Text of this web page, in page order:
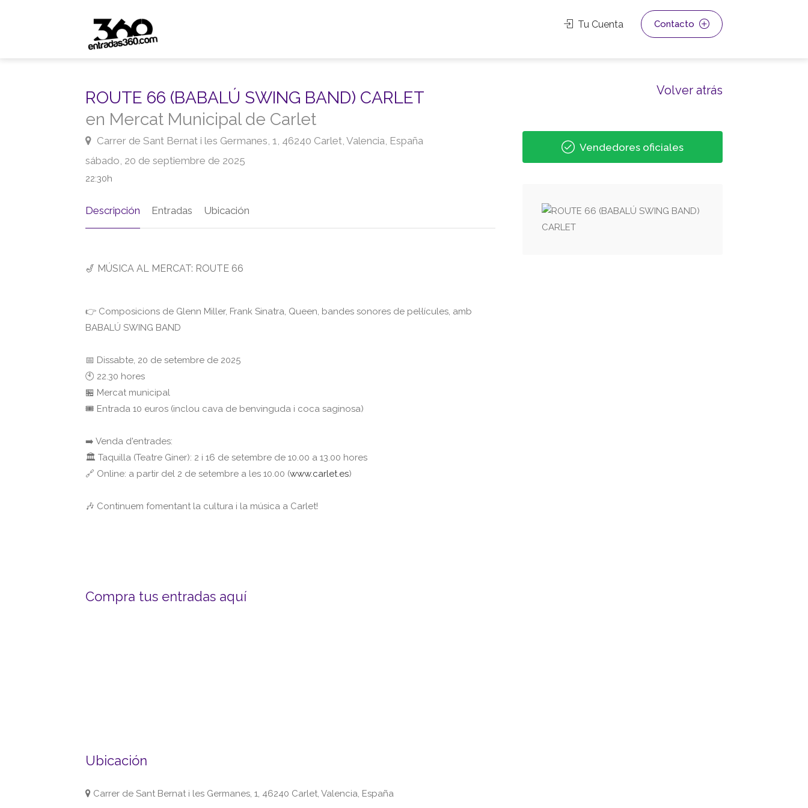
Tu Cuenta Contacto
Volver atrás
ROUTE 66 (BABALÚ SWING BAND) CARLET
en Mercat Municipal de Carlet
Carrer de Sant Bernat i les Germanes, 1, 46240 Carlet, Valencia, España
sábado, 20 de septiembre de 2025
22:30h
Descripción Entradas Ubicación
🎷 MÚSICA AL MERCAT: ROUTE 66
👉 Composicions de Glenn Miller, Frank Sinatra, Queen, bandes sonores de pel·lícules, amb
BABALÚ SWING BAND
📅 Dissabte, 20 de setembre de 2025
🕙 22.30 hores
🏪 Mercat municipal
🎟 Entrada 10 euros (inclou cava de benvinguda i coca saginosa)
➡️ Venda d'entrades:
🏛 Taquilla (Teatre Giner): 2 i 16 de setembre de 10.00 a 13.00 hores
🔗 Online: a partir del 2 de setembre a les 10.00 (www.carlet.es)
🎶 Continuem fomentant la cultura i la música a Carlet!
Compra tus entradas aquí
Ubicación
Carrer de Sant Bernat i les Germanes, 1, 46240 Carlet, Valencia, España
Vendedores oficiales